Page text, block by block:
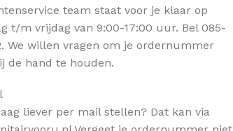
team staat voor je klaar op
t/m vrijdag van 9:00-17:00 uur. Bel 085-
We willen vragen om je ordernummer
de hand te houden.
liever per mail stellen? Dat kan via